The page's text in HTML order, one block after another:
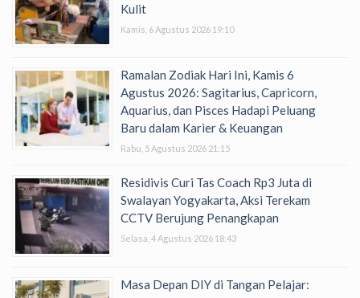
Kulit
Kamis, 6 Agustus 2026 19:10
Ramalan Zodiak Hari Ini, Kamis 6
Agustus 2026: Sagitarius, Capricorn,
Aquarius, dan Pisces Hadapi Peluang
Baru dalam Karier & Keuangan
Rabu, 5 Agustus 2026 21:15
Residivis Curi Tas Coach Rp3 Juta di
Swalayan Yogyakarta, Aksi Terekam
CCTV Berujung Penangkapan
Selasa, 4 Agustus 2026 18:43
Masa Depan DIY di Tangan Pelajar: